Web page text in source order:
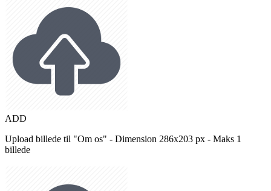
ADD
Upload billede til "Om os" - Dimension 286x203 px - Maks 1
billede